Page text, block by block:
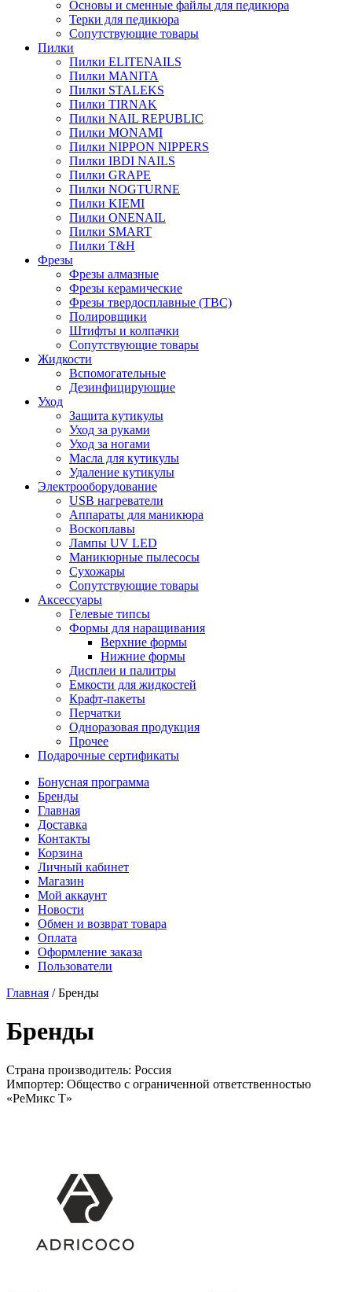
Основы и сменные файлы для педикюра
Терки для педикюра
Сопутствующие товары
Пилки
Пилки ELITENAILS
Пилки MANITA
Пилки STALEKS
Пилки TIRNAK
Пилки NAIL REPUBLIC
Пилки MONAMI
Пилки NIPPON NIPPERS
Пилки IBDI NAILS
Пилки GRAPE
Пилки NOGTURNE
Пилки KIEMI
Пилки ONENAIL
Пилки SMART
Пилки T&H
Фрезы
Фрезы алмазные
Фрезы керамические
Фрезы твердосплавные (ТВС)
Полировщики
Штифты и колпачки
Сопутствующие товары
Жидкости
Вспомогательные
Дезинфицирующие
Уход
Защита кутикулы
Уход за руками
Уход за ногами
Масла для кутикулы
Удаление кутикулы
Электрооборудование
USB нагреватели
Аппараты для маникюра
Воскоплавы
Лампы UV LED
Маникюрные пылесосы
Сухожары
Сопутствующие товары
Аксессуары
Гелевые типсы
Формы для наращивания
Верхние формы
Нижние формы
Дисплеи и палитры
Емкости для жидкостей
Крафт-пакеты
Перчатки
Одноразовая продукция
Прочее
Подарочные сертификаты
Бонусная программа
Бренды
Главная
Доставка
Контакты
Корзина
Личный кабинет
Магазин
Мой аккаунт
Новости
Обмен и возврат товара
Оплата
Оформление заказа
Пользователи
Главная /Бренды
Бренды
Страна производитель: Россия
Импортер: Общество с ограниченной ответственностью
«РеМикс Т»